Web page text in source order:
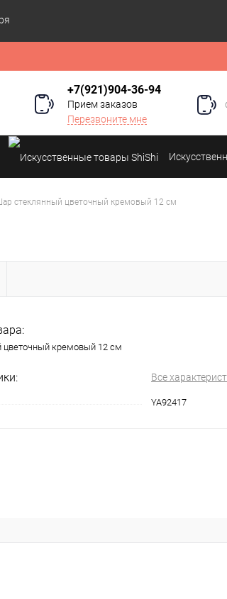
+7(921)904-36-94
Прием заказов
Перезвоните мне
стеклянный цветочный кремовый 12 см
цветочный кремовый 12 см
Все
YA92417